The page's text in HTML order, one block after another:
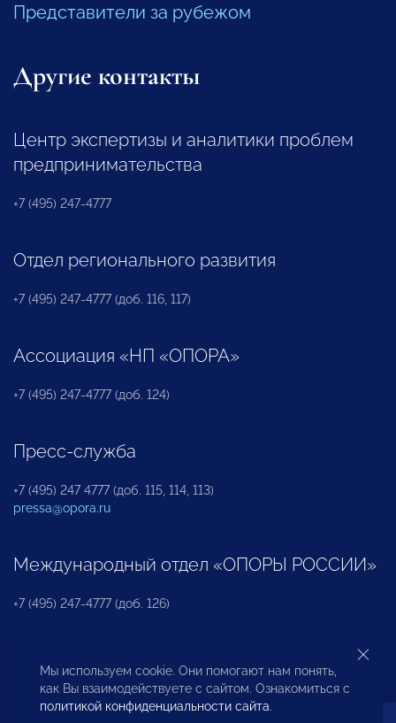
Представители за рубежом
Другие контакты
Центр экспертизы и аналитики проблем
предпринимательства
+7 (495) 247-4777
Отдел регионального развития
+7 (495) 247-4777 (доб. 116, 117)
Ассоциация «НП «ОПОРА»
+7 (495) 247-4777 (доб. 124)
Пресс-служба
+7 (495) 247 4777 (доб. 115, 114, 113)
pressa@opora.ru
Международный отдел «ОПОРЫ РОССИИ»
+7 (495) 247-4777 (доб. 126)
Бюро по защите прав предпринимателей и
инвесторов
Мы используем cookie. Они помогают нам понять,
как Вы взаимодействуете с сайтом. Ознакомиться с
политикой конфиденциальности сайта.